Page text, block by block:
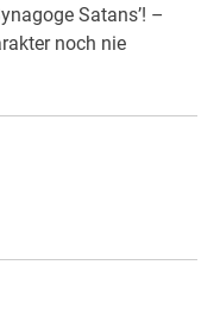
Satans’! –
noch nie